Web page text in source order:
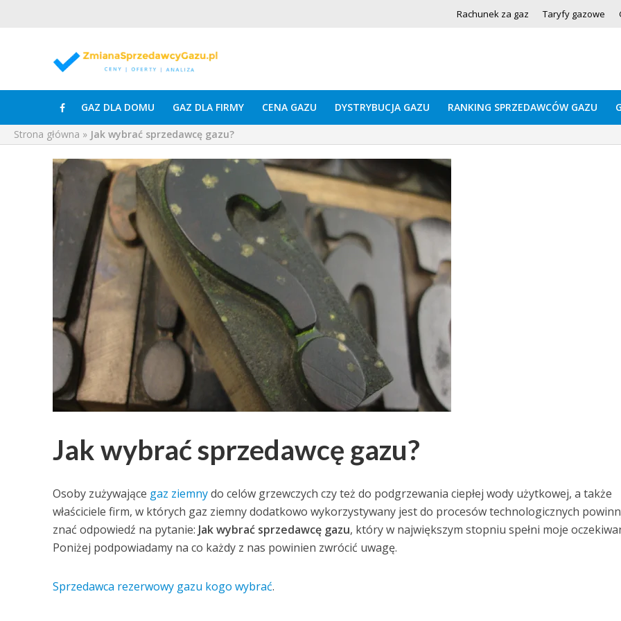
Rachunek za gaz Taryfy gazowe
GAZ DLA DOMU GAZ DLA FIRMY CENA GAZU DYSTRYBUCJA GAZU RANKING SPRZEDAWCÓW GAZU
Strona główna » Jak wybrać sprzedawcę gazu?
Jak wybrać sprzedawcę gazu?
Osoby zużywające gaz ziemnydo celów grzewczych czy też do podgrzewania ciepłej wody użytkowej, a także
właściciele firm, w których gaz ziemny dodatkowo wykorzystywany jest do procesów technologicznych
znać odpowiedź na pytanie: Jak wybrać sprzedawcę gazu, który w największym stopniu spełni moje
Poniżej podpowiadamy na co każdy z nas powinien zwrócić uwagę.
Sprzedawca rezerwowy gazu kogo wybrać.